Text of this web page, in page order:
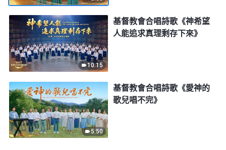
10:15
基督教會合唱詩歌《神希望
人能追求真理剩存下來》
5:50
基督教會合唱詩歌《愛神的
歌兒唱不完》